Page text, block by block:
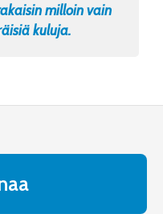
milloin vain
kuluja.